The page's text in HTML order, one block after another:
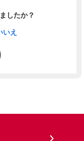
したか？
いえ